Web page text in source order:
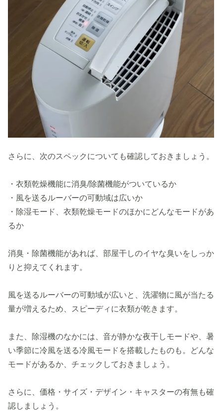
さらに、次のスペックについても確認しておきましょう。
・衣類乾燥機能に消臭/除菌機能がついているか
・風を送るルーバーの可動域は広いか
・除湿モード、衣類乾燥モードのほかにどんなモードがあ
るか
消臭・除菌機能があれば、部屋干しのイヤな臭いをしっか
りと抑えてくれます。
風を送るルーバーの可動域が広いと、洗濯物に風が当たる
量が増えるため、スピーディに衣類が乾きます。
また、除湿機のなかには、音が静かな夜干しモードや、暑
い季節に冷風を送る冷風モードを搭載したものも。どんな
モードがあるか、チェックしておきましょう。
さらに、価格・サイズ・デザイン・キャスターの有無も確
認しましょう。